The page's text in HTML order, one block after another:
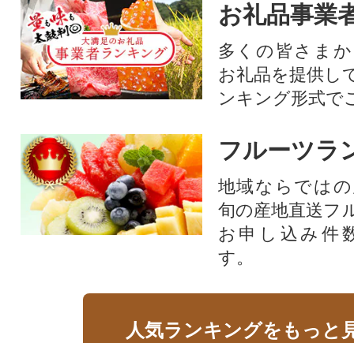
お礼品事業
多くの皆さま
お礼品を提供し
ンキング形式で
フルーツラ
地域ならでは
旬の産地直送フ
お申し込み件
す。
人気ランキングをもっと